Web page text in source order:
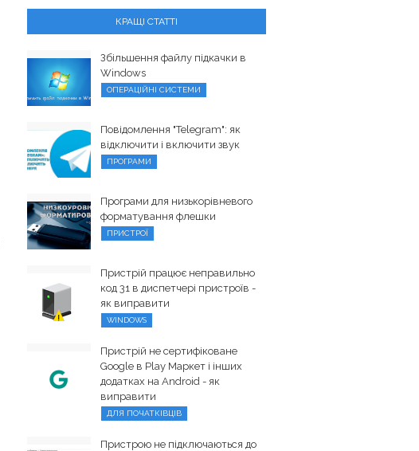
КРАЩІ СТАТТІ
Збільшення файлу підкачки в
Windows
ОПЕРАЦІЙНІ СИСТЕМИ
Повідомлення "Telegram": як
відключити і включити звук
ПРОГРАМИ
Програми для низькорівневого
форматування флешки
ПРИСТРОЇ
Пристрій працює неправильно
код 31 в диспетчері пристроїв -
як виправити
WINDOWS
Пристрій не сертифіковане
Google в Play Маркет і інших
додатках на Android - як
виправити
ДЛЯ ПОЧАТКІВЦІВ
Пристрою не підключаються до